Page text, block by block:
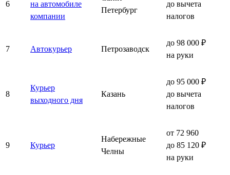
6
на автомобиле
компании
Петербург
до вычета
налогов
7 Автокурьер Петрозаводск
до 98 000 ₽
на руки
8
Курьер
выходного дня
Казань
до 95 000 ₽
до вычета
налогов
9 Курьер
Набережные
Челны
от 72 960
до 85 120 ₽
на руки